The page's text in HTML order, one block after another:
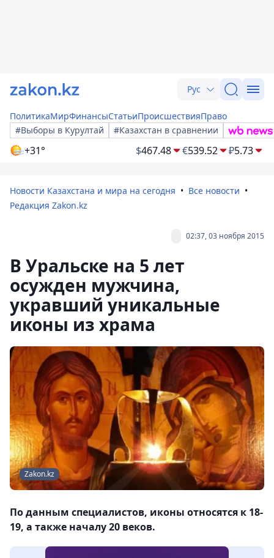
Рус
ПолитикаМирФинансыСтатьиПроисшествияПраво
#Выборы в Курултай
#Казахстан в сравнении
+31° $467.48 €539.52 ₽5.73
Новости Казахстана и мира на сегодня
Все новости
Редакция Zakon.kz
02:37, 03 ноября 2015
В Уральске на 5 лет
осужден мужчина,
укравший уникальные
иконы из храма
Zakon.kz
По данным специалистов, иконы относятся к 18-
19, а также началу 20 веков.